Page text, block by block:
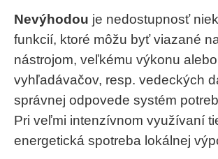
Nevýhodou je nedostupnosť
funkcií, ktoré môžu byť viazané
nástrojom, veľkému výkonu
vyhľadávačov, resp. vedeckých
správnej odpovede systém
Pri veľmi intenzívnom využívaní
energetická spotreba lokálnej